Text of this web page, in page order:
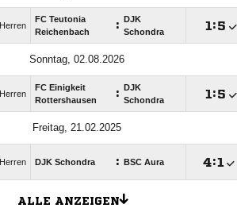
Herren
FC Teutonia
Reichenbach
:
DJK
Schondra
:
Sonntag, 02.08.2026
Herren
FC Einigkeit
Rottershausen
:
DJK
Schondra
:
Freitag, 21.02.2025
Herren DJK Schondra : BSC Aura :
ALLE ANZEIGEN